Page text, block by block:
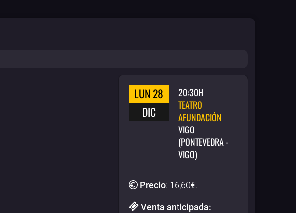
LUN 28
DIC
20:30H
TEATRO
AFUNDACIÓN
VIGO
(PONTEVEDRA -
VIGO)
Precio: 16,60€.
Venta anticipada: